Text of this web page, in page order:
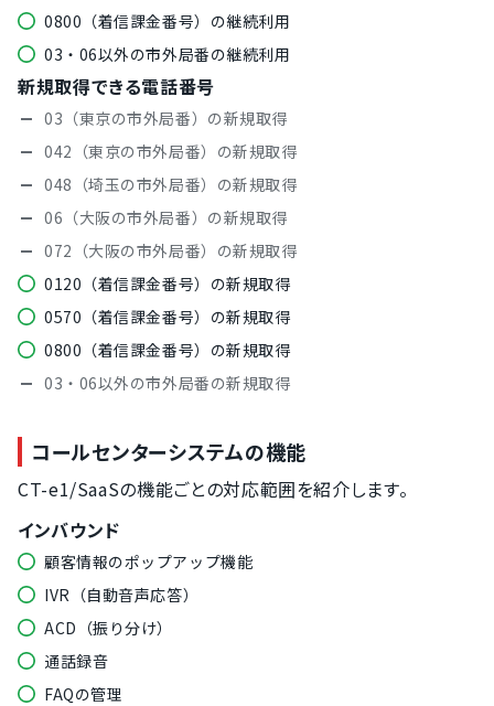
0800（着信課金番号）の継続利用
03・06以外の市外局番の継続利用
新規取得できる電話番号
03（東京の市外局番）の新規取得
042（東京の市外局番）の新規取得
048（埼玉の市外局番）の新規取得
06（大阪の市外局番）の新規取得
072（大阪の市外局番）の新規取得
0120（着信課金番号）の新規取得
0570（着信課金番号）の新規取得
0800（着信課金番号）の新規取得
03・06以外の市外局番の新規取得
コールセンターシステムの機能
CT-e1/SaaSの機能ごとの対応範囲を紹介します。
インバウンド
顧客情報のポップアップ機能
IVR（自動音声応答）
ACD（振り分け）
通話録音
FAQの管理